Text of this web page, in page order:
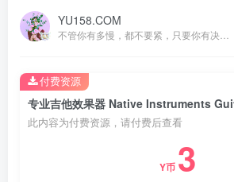
YU158.COM
此内容为付费资源，请付费后查看
Y币 3
付费资源